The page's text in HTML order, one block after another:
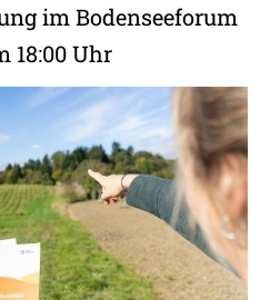
im Bodenseeforum
18:00 Uhr